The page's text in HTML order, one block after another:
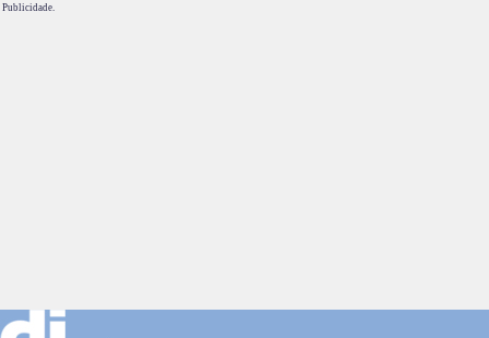
Publicidade.